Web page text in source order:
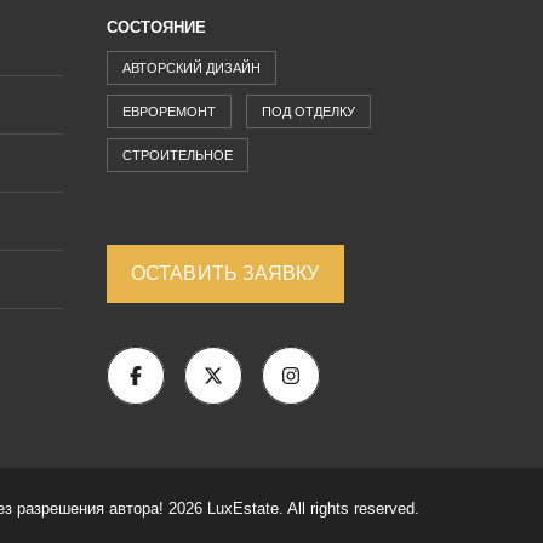
СОСТОЯНИЕ
АВТОРСКИЙ ДИЗАЙН
ЕВРОРЕМОНТ ПОД ОТДЕЛКУ
СТРОИТЕЛЬНОЕ
ОСТАВИТЬ ЗАЯВКУ
разрешения автора! 2026 LuxEstate. All rights reserved.